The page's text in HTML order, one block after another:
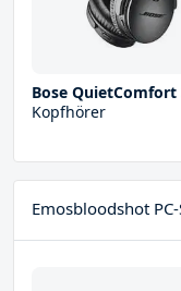
Bose QuietComfort
Kopfhörer
Emosbloodshot